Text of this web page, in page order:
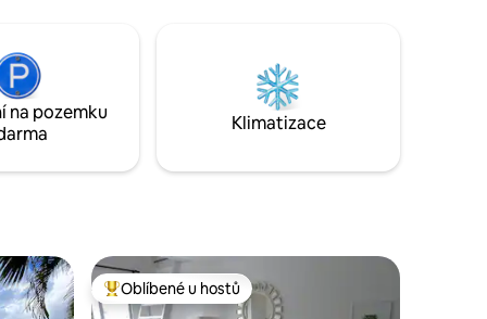
Paradise Beach a až se sem dostaneš,
budeš souhlasit. Je to ideální ostrovní
na pozemku
Klimatizace
Nejlepší v kategorii Oblíbené u hostů
Oblíbené u hostů